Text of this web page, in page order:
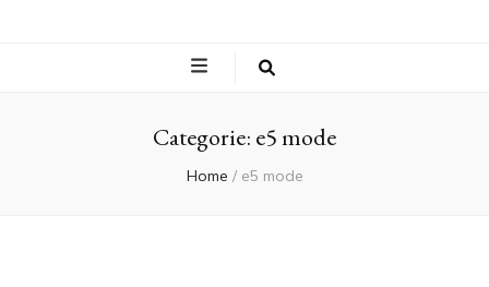
Categorie: e5 mode
Home / e5 mode